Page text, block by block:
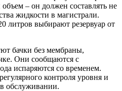
– он должен составлять не
жидкости в магистрали.
литров выбирают резервуар от
бачки без мембраны,
Они сообщаются с
испаряются со временем.
контроля уровня и
обслуживании.